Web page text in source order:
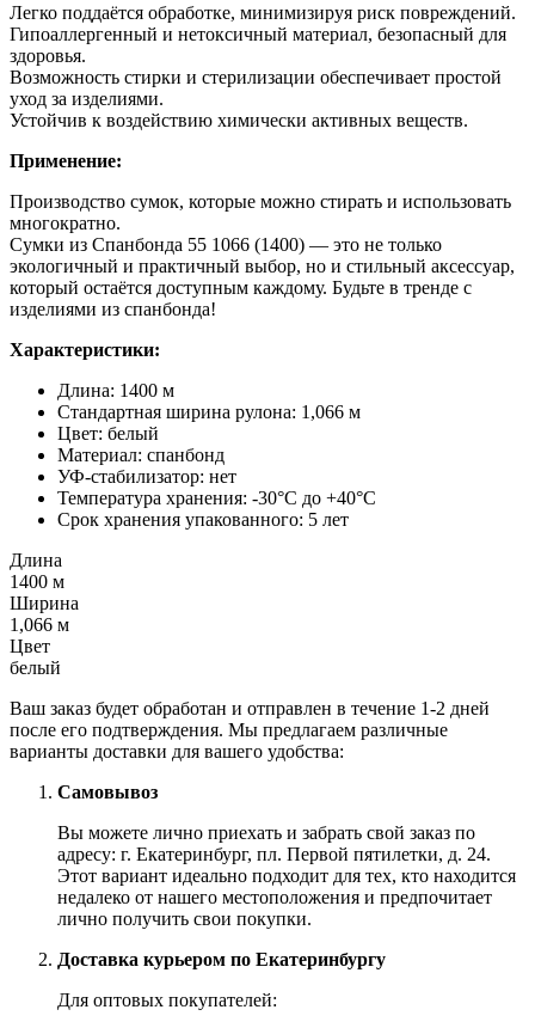
Легко поддаётся обработке, минимизируя риск повреждений.
Гипоаллергенный и нетоксичный материал, безопасный для
здоровья.
Возможность стирки и стерилизации обеспечивает простой
уход за изделиями.
Устойчив к воздействию химически активных веществ.
Применение:
Производство сумок, которые можно стирать и использовать
многократно.
Сумки из Спанбонда 55 1066 (1400) — это не только
экологичный и практичный выбор, но и стильный аксессуар,
который остаётся доступным каждому. Будьте в тренде с
изделиями из спанбонда!
Характеристики:
Длина: 1400 м
Стандартная ширина рулона: 1,066 м
Цвет: белый
Материал: спанбонд
УФ-стабилизатор: нет
Температура хранения: -30°C до +40°C
Срок хранения упакованного: 5 лет
Длина
1400 м
Ширина
1,066 м
Цвет
белый
Ваш заказ будет обработан и отправлен в течение 1-2 дней
после его подтверждения. Мы предлагаем различные
варианты доставки для вашего удобства:
Самовывоз
Вы можете лично приехать и забрать свой заказ по
адресу: г. Екатеринбург, пл. Первой пятилетки, д. 24.
Этот вариант идеально подходит для тех, кто находится
недалеко от нашего местоположения и предпочитает
лично получить свои покупки.
Доставка курьером по Екатеринбургу
Для оптовых покупателей: